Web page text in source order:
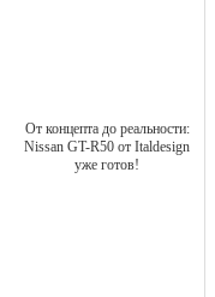
От концепта до реальности:
Nissan GT-R50 от Italdesign
уже готов!